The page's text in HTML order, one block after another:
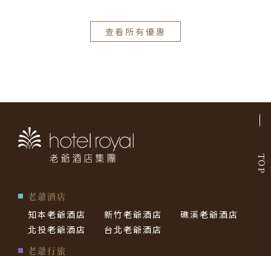
查看所有優惠
TOP
老爺酒店
知本老爺酒店
新竹老爺酒店
礁溪老爺酒店
北投老爺酒店
台北老爺酒店
老爺行旅